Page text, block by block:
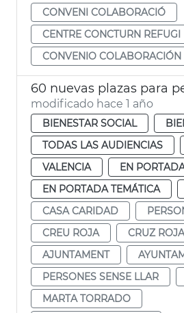
CONVENI COLABORACIÓ
CENTRE CONCTURN REFUGI
CONVENIO COLABORACIÓN
modificado hace 1 año
BIENESTAR SOCIAL
TODAS LAS AUDIENCIAS
VALENCIA
EN
EN PORTADA TEMÁTICA
CASA CARIDAD
CREU ROJA
CRUZ ROJA
AJUNTAMENT
PERSONES SENSE LLAR
MARTA TORRADO